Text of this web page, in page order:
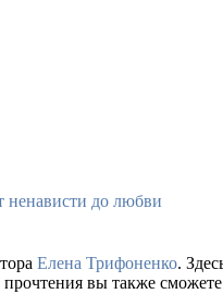
ненависти до любви
Елена Трифоненко.
вы также